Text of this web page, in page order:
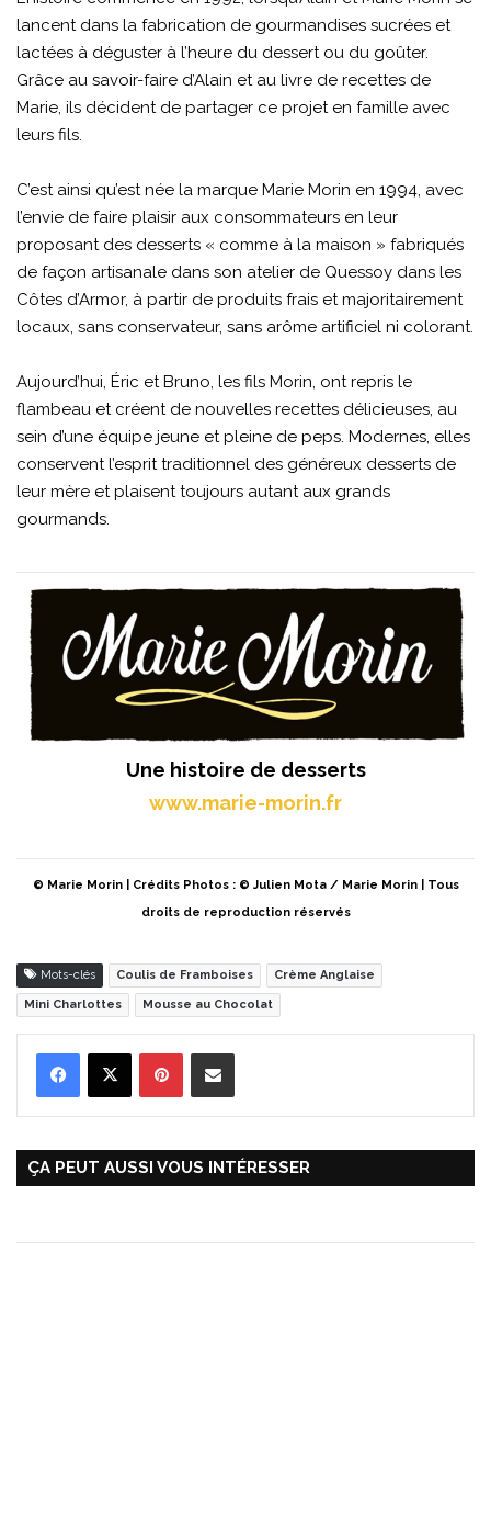
lancent dans la fabrication de gourmandises sucrées et
lactées à déguster à l’heure du dessert ou du goûter.
Grâce au savoir-faire d’Alain et au livre de recettes de
Marie, ils décident de partager ce projet en famille avec
leurs fils.
C’est ainsi qu’est née la marque Marie Morin en 1994, avec
l’envie de faire plaisir aux consommateurs en leur
proposant des desserts « comme à la maison » fabriqués
de façon artisanale dans son atelier de Quessoy dans les
Côtes d’Armor, à partir de produits frais et majoritairement
locaux, sans conservateur, sans arôme artificiel ni colorant.
Aujourd’hui, Éric et Bruno, les fils Morin, ont repris le
flambeau et créent de nouvelles recettes délicieuses, au
sein d’une équipe jeune et pleine de peps. Modernes, elles
conservent l’esprit traditionnel des généreux desserts de
leur mère et plaisent toujours autant aux grands
gourmands.
Une histoire de desserts
www.marie-morin.fr
© Marie Morin | Crédits Photos : © Julien Mota / Marie Morin | Tous
droits de reproduction réservés
Mots-clés Coulis de Framboises Crème Anglaise
Mini Charlottes Mousse au Chocolat
ÇA PEUT AUSSI VOUS INTÉRESSER